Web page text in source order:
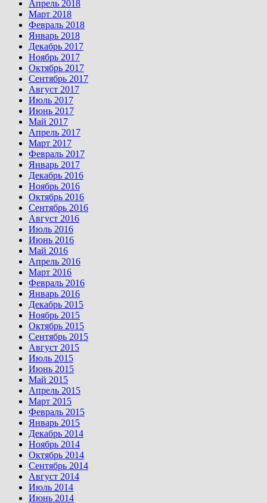
Апрель 2018
Март 2018
Февраль 2018
Январь 2018
Декабрь 2017
Ноябрь 2017
Октябрь 2017
Сентябрь 2017
Август 2017
Июль 2017
Июнь 2017
Май 2017
Апрель 2017
Март 2017
Февраль 2017
Январь 2017
Декабрь 2016
Ноябрь 2016
Октябрь 2016
Сентябрь 2016
Август 2016
Июль 2016
Июнь 2016
Май 2016
Апрель 2016
Март 2016
Февраль 2016
Январь 2016
Декабрь 2015
Ноябрь 2015
Октябрь 2015
Сентябрь 2015
Август 2015
Июль 2015
Июнь 2015
Май 2015
Апрель 2015
Март 2015
Февраль 2015
Январь 2015
Декабрь 2014
Ноябрь 2014
Октябрь 2014
Сентябрь 2014
Август 2014
Июль 2014
Июнь 2014